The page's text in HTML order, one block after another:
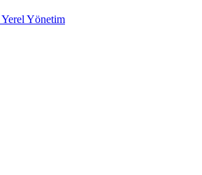
Yerel Yönetim